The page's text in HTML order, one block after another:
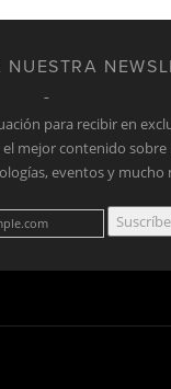
NUESTRA
para recibir en
mejor contenido
eventos y mucho